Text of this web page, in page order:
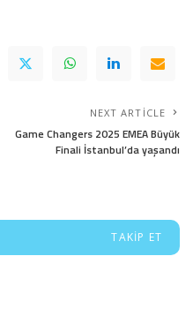
NEXT ARTICLE
Game Changers 2025 EMEA Büyük
Finali İstanbul’da yaşandı
TAKIP ET